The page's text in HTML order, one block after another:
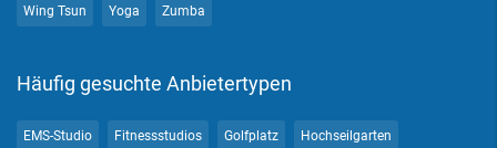
Wing Tsun Yoga Zumba
Häufig gesuchte Anbietertypen
EMS-Studio Fitnessstudios Golfplatz Hochseilgarten